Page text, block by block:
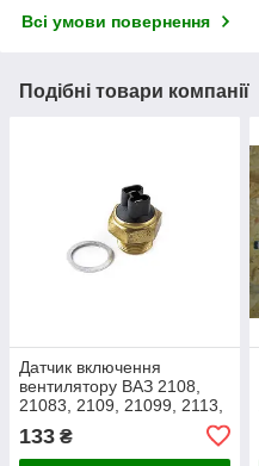
Всі умови повернення
Подібні товари компанії
Датчик включення
вентилятору ВАЗ 2108,
21083, 2109, 21099, 2113,
133 ₴